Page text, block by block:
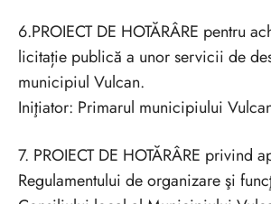
6.PROIECT DE HOTĂRÂRE pentru
licitație publică a unor servicii de
municipiul Vulcan.
Iniţiator: Primarul municipiului
7. PROIECT DE HOTĂRÂRE privind
Regulamentului de organizare şi